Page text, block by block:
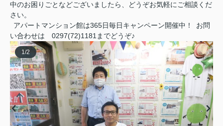
中のお困りごとなどございましたら、どうぞお気軽にご相談くだ
さい。
アパートマンション館は365日毎日キャンペーン開催中！ お問
い合わせは 0297(72)1181までどうぞ♪
1/2